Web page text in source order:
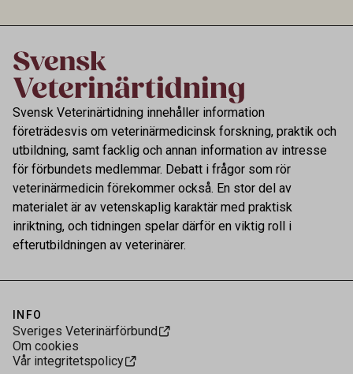
Svensk Veterinärtidning innehåller information
företrädesvis om veterinärmedicinsk forskning, praktik och
utbildning, samt facklig och annan information av intresse
för förbundets medlemmar. Debatt i frågor som rör
veterinärmedicin förekommer också. En stor del av
materialet är av vetenskaplig karaktär med praktisk
inriktning, och tidningen spelar därför en viktig roll i
efterutbildningen av veterinärer.
INFO
Sveriges Veterinärförbund
Om cookies
Vår integritetspolicy